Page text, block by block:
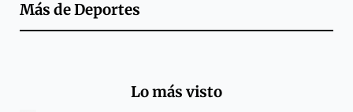
Más deDeportes
Lo más visto